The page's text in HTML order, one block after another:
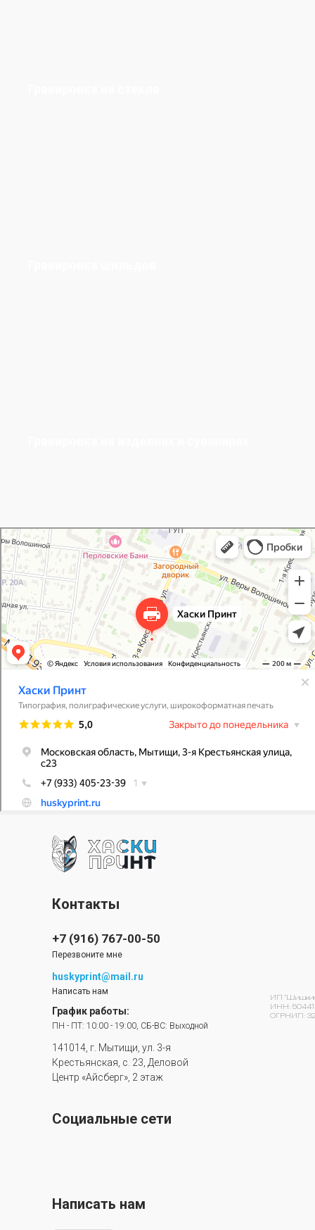
Хаски Принт
Типография в Мытищах
Полиграфические услуги в Мытищах
141014, г. Мытищи, ул. 3-я
Крестьянская, с. 23, Деловой
Центр «Айсберг», 2 этаж
ПН - ПТ: 10:00 - 19:00, СБ-ВС: Выходной
График работы:
Написать нам
huskyprint@mail.ru
Перезвоните мне
+7 (916) 767-00-50
Контакты
Написать нам
Социальные сети
ИП
ИНН:
ОГРНИП: